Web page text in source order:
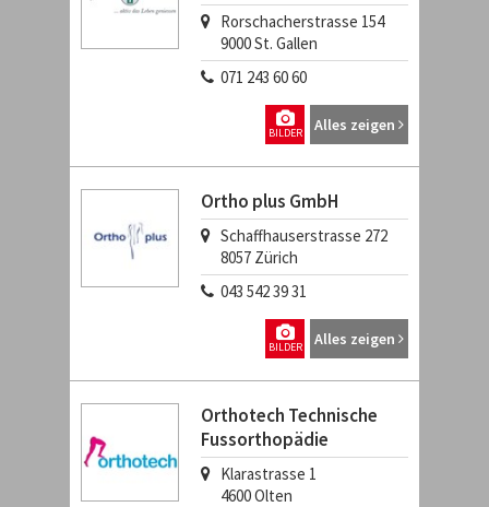
Rorschacherstrasse 154
9000St. Gallen
071 243 60 60
Alles zeigen
BILDER
Ortho plus GmbH
Schaffhauserstrasse 272
8057 Zürich
043 542 39 31
Alles zeigen
BILDER
Orthotech Technische
Fussorthopädie
Klarastrasse 1
4600Olten